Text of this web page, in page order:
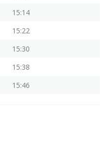
15:14
15:22
15:30
15:38
15:46